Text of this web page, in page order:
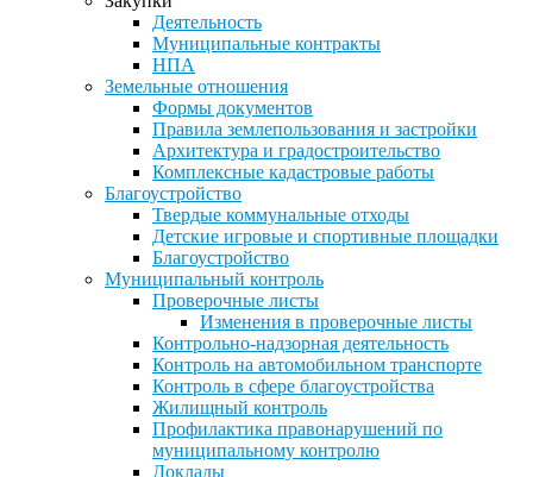
Деятельность
Муниципальные контракты
НПА
Земельные отношения
Формы документов
Правила землепользования и застройки
Архитектура и градостроительство
Комплексные кадастровые работы
Благоустройство
Твердые коммунальные отходы
Детские игровые и спортивные площадки
Благоустройство
Муниципальный контроль
Проверочные листы
Изменения в проверочные листы
Контрольно-надзорная деятельность
Контроль на автомобильном транспорте
Контроль в сфере благоустройства
Жилищный контроль
Профилактика правонарушений по
муниципальному контролю
Доклады